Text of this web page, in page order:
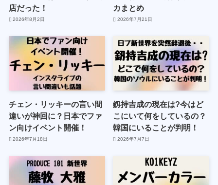
店だった！
2026年8月2日
カまとめ
2026年7月21日
チェン・リッキーの言い間
違いが神回に？日本でファ
ン向けイベント開催！
2026年7月18日
釼持吉成の現在は?今はど
こにいて何をしているの？
韓国にいることが判明！
2026年7月7日